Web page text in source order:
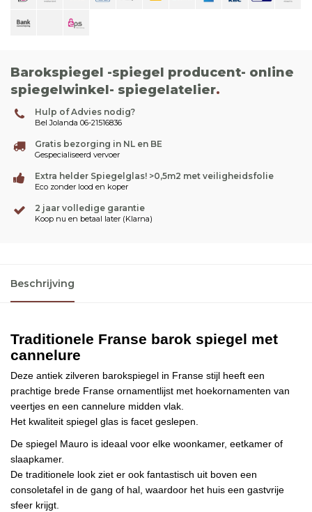
Barokspiegel -spiegel producent- online
spiegelwinkel- spiegelatelier.
Hulp of Advies nodig?
Bel Jolanda 06-21516836
Gratis bezorging in NL en BE
Gespecialiseerd vervoer
Extra helder Spiegelglas! >0,5m2 met veiligheidsfolie
Eco zonder lood en koper
2 jaar volledige garantie
Koop nu en betaal later (Klarna)
Beschrijving
Traditionele Franse barok spiegel met
cannelure
Deze antiek zilveren barokspiegel in Franse stijl heeft een
prachtige brede Franse ornamentlijst met hoekornamenten van
veertjes en een cannelure midden vlak.
Het kwaliteit spiegel glas is facet geslepen.
De spiegel Mauro is ideaal voor elke woonkamer, eetkamer of
slaapkamer.
De traditionele look ziet er ook fantastisch uit boven een
consoletafel in de gang of hal, waardoor het huis een gastvrije
sfeer krijgt.